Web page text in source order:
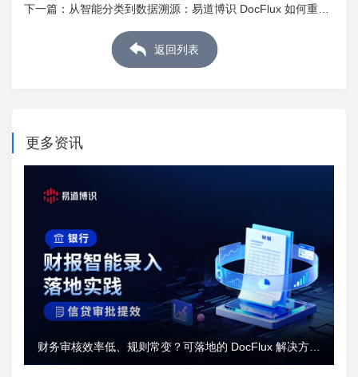
效率
下一篇： 从智能分类到数据溯源：易道博识 DocFlux 如何重塑
企业审核业务工作流
返回列表
更多资讯
财务审核效率低、规则常变？可落地的 DocFlux 解决方案